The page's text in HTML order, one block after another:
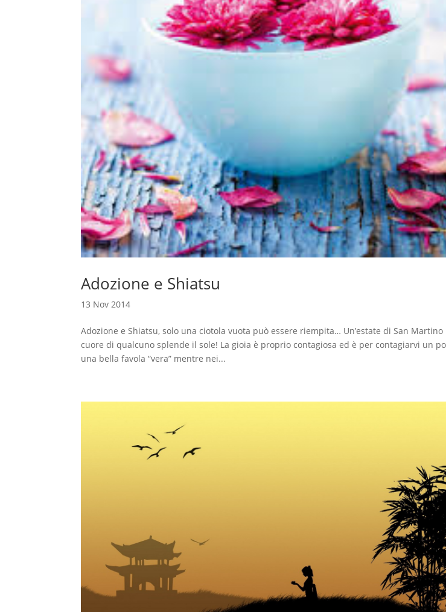
Adozione e Shiatsu
13 Nov 2014
Adozione e Shiatsu, solo una ciotola vuota può essere riempita… Un’estate di San
cuore di qualcuno splende il sole! La gioia è proprio contagiosa ed è per contagiarvi un
una bella favola “vera” mentre nei...